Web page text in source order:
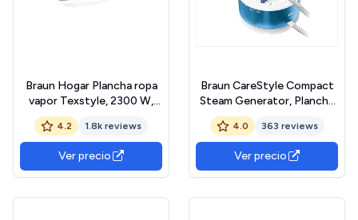
Braun Hogar Plancha ropa
vapor Texstyle, 2300 W,
suela bidireccional 3D
SuperCeramic, déposito de
270 ml, Frambuesa, Púrpura,
140 gr/min
4.2 1.8k reviews
Ver precio
Braun CareStyle Compact
Steam Generator, Plancha
de Vapor con Suela
FreeGlide 3D, Presión de 6
bar, Gran Depósito de Agua
de 1,5 l, Función Eco,
IS2143BL, Blanco Azul
4.0 363 reviews
Ver precio